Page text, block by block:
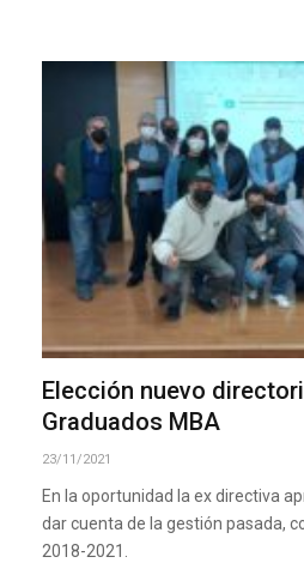
Elección nuevo
Graduados MBA
23/11/2021
En la oportunidad la ex directiva
dar cuenta de la gestión pasada,
2018-2021.